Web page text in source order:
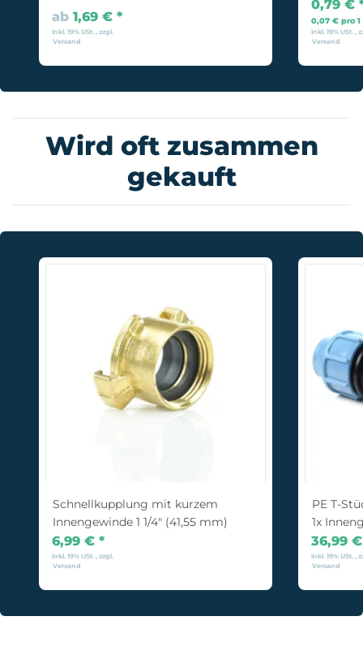
ab 1,69 € *
inkl. 19% USt. , zzgl.
Versand
0,79 €
0,07 € pro 1
inkl. 19% USt. ,
Versand
Wird oft zusammen
gekauft
Schnellkupplung mit kurzem
Innengewinde 1 1/4" (41,55 mm)
6,99 € *
inkl. 19% USt. , zzgl.
Versand
PE T-
1x
36,99
inkl. 19% USt. ,
Versand